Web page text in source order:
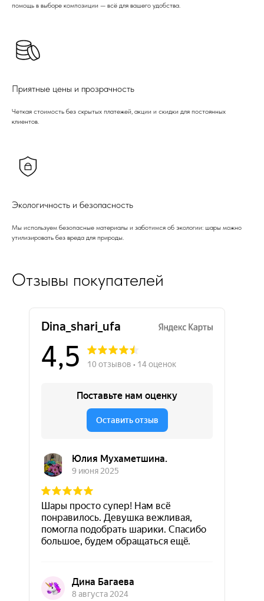
помощь в выборе композиции — всё для вашего удобства.
Приятные цены и прозрачность
Четкая стоимость без скрытых платежей, акции и скидки для постоянных
клиентов.
Экологичность и безопасность
Мы используем безопасные материалы и заботимся об экологии: шары можно
утилизировать без вреда для природы.
Отзывы покупателей